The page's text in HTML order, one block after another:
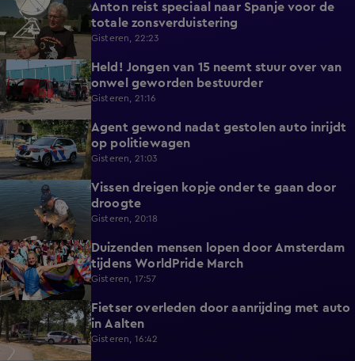
1:42
Anton reist speciaal naar Spanje voor de
totale zonsverduistering
Gisteren, 22:23
0:30
Held! Jongen van 15 neemt stuur over van
onwel geworden bestuurder
Gisteren, 21:16
0:32
Agent gewond nadat gestolen auto inrijdt
op politiewagen
Gisteren, 21:03
1:20
Vissen dreigen kopje onder te gaan door
droogte
Gisteren, 20:18
0:31
Duizenden mensen lopen door Amsterdam
tijdens WorldPride March
Gisteren, 17:57
0:32
Fietser overleden door aanrijding met auto
in Aalten
Gisteren, 16:42